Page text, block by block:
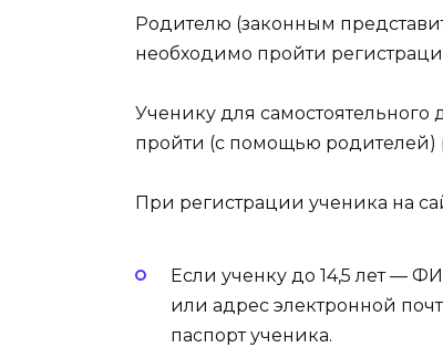
Родителю (законным
необходимо пройти
Ученику для
пройти (с помощью родителей)
При регистрации ученика на
Если ученку до 14,5 лет —
или адрес электронной
паспорт ученика.